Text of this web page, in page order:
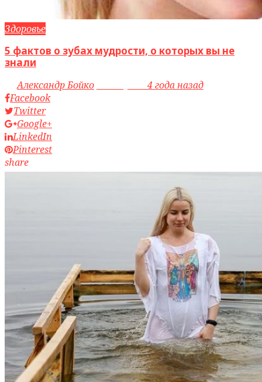
Здоровье
5 фактов о зубах мудрости, о которых вы не
знали
byАлександр Бойко
4 года назад
Facebook
Twitter
Google+
LinkedIn
Pinterest
share